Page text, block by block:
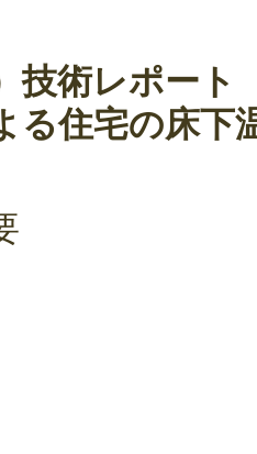
技術レポート
る住宅の床下